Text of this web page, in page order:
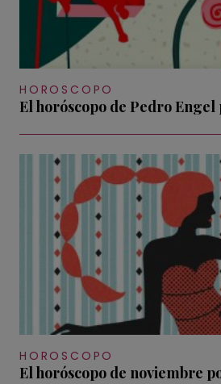
HOROSCOPO
El horóscopo de Pedro
HOROSCOPO
El horóscopo de noviembre